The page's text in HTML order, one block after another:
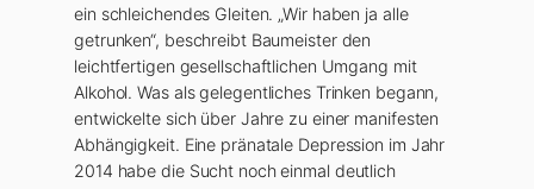
ein schleichendes Gleiten. „Wir haben ja alle
getrunken“, beschreibt Baumeister den
leichtfertigen gesellschaftlichen Umgang mit
Alkohol. Was als gelegentliches Trinken begann,
entwickelte sich über Jahre zu einer manifesten
Abhängigkeit. Eine pränatale Depression im Jahr
2014 habe die Sucht noch einmal deutlich